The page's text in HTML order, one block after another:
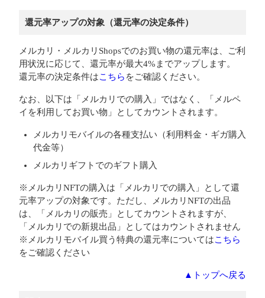
還元率アップの対象（還元率の決定条件）
メルカリ・メルカリShopsでのお買い物の還元率は、ご利
用状況に応じて、還元率が最大4%までアップします。
還元率の決定条件はこちら をご確認ください。
なお、以下は「メルカリでの購入」ではなく、「メルペ
イを利用してお買い物」としてカウントされます。
メルカリモバイルの各種支払い（利用料金・ギガ購入
代金等）
メルカリギフトでのギフト購入
※メルカリNFTの購入は「メルカリでの購入」として還
元率アップの対象です。ただし、メルカリNFTの出品
は、「メルカリの販売」としてカウントされますが、
「メルカリでの新規出品」としてはカウントされません
※メルカリモバイル買う特典の還元率についてはこちら
をご確認ください
▲トップへ戻る